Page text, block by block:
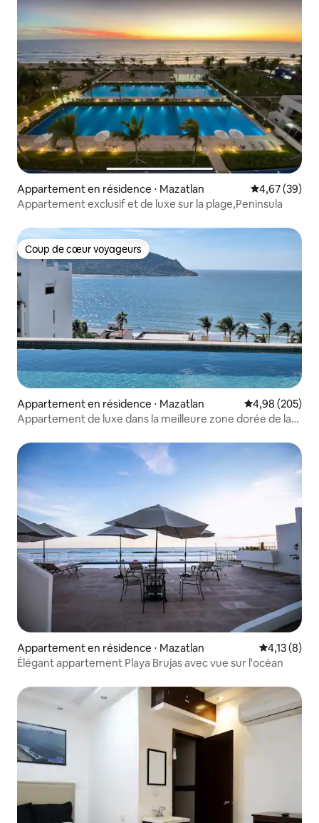
Appartement en résidence ⋅ Mazatlan Évaluation
4,67 (39)
Appartement exclusif et de luxe sur la plage,Peninsula
Coup de cœur voyageurs
Coup de cœur voyageurs
Appartement en résidence ⋅ Mazatlan Évaluation
4,98 (205)
Appartement de luxe dans la meilleure zone dorée de la
Appartement en résidence ⋅ Mazatlan Évaluation
4,13 (8)
Élégant appartement Playa Brujas avec vue sur l'océan